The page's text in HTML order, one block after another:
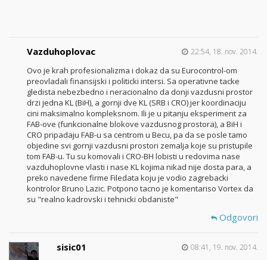
Vazduhoplovac 22:54, 18. nov. 2014.
Ovo je krah profesionalizma i dokaz da su Eurocontrol-om
preovladali finansijski i politicki intersi. Sa operativne tacke
gledista nebezbedno i neracionalno da donji vazdusni prostor
drzi jedna KL (BiH), a gornji dve KL (SRB i CRO) jer koordinaciju
cini maksimalno kompleksnom. Ili je u pitanju eksperiment za
FAB-ove (funkcionalne blokove vazdusnog prostora), a BiH i
CRO pripadaju FAB-u sa centrom u Becu, pa da se posle tamo
objedine svi gornji vazdusni prostori zemalja koje su pristupile
tom FAB-u. Tu su komovali i CRO-BH lobisti u redovima nase
vazduhoplovne vlasti i nase KL kojima nikad nije dosta para, a
preko navedene firme Filedata koju je vodio zagrebacki
kontrolor Bruno Lazic. Potpono tacno je komentariso Vortex da
su "realno kadrovski i tehnicki obdaniste"
Odgovori
sisic01 08:41, 19. nov. 2014.